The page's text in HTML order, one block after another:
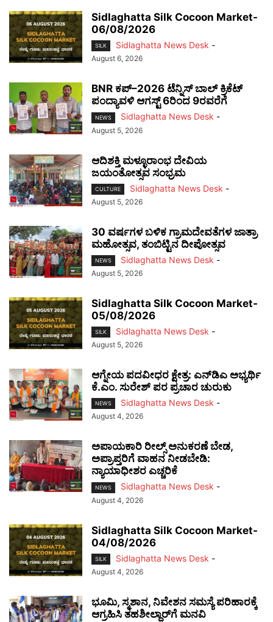
Sidlaghatta Silk Cocoon Market-
06/08/2026
SILK Sidlaghatta News Desk -
August 6, 2026
BNR ಕಪ್–2026 ಟೆನ್ನಿಸ್ ಬಾಲ್ ಕ್ರಿಕೆಟ್
ಪಂದ್ಯಾವಳಿ ಆಗಸ್ಟ್ 6ರಿಂದ 9ರವರೆಗೆ
NEWS Sidlaghatta News Desk -
August 5, 2026
ಆದಿಶಕ್ತಿ ಮಳ್ಳೂರಾಂಭ ದೇವಿಯ
ಜಯಂತೋತ್ಸವ ಸಂಭ್ರಮ
CULTURE Sidlaghatta News Desk -
August 5, 2026
30 ವರ್ಷಗಳ ಬಳಿಕ ಗ್ರಾಮದೇವತೆಗಳ ಜಾತ್ರಾ
ಮಹೋತ್ಸವ, ತಂಬಿಟ್ಟಿನ ದೀಪೋತ್ಸವ
NEWS Sidlaghatta News Desk -
August 5, 2026
Sidlaghatta Silk Cocoon Market-
05/08/2026
SILK Sidlaghatta News Desk -
August 5, 2026
ಆಗ್ನೇಯ ಪದವೀಧರ ಕ್ಷೇತ್ರ: ಎನ್‌ಡಿಎ ಅಭ್ಯರ್ಥಿ
ಕೆ.ಎಂ. ಸುರೇಶ್ ಪರ ಪ್ರಚಾರ ಚುರುಕು
NEWS Sidlaghatta News Desk -
August 4, 2026
ಅಪಾಯಕಾರಿ ರೀಲ್ಸ್ ಅನುಕರಣೆ ಬೇಡ,
ಅಪ್ರಾಪ್ತರಿಗೆ ವಾಹನ ನೀಡಬೇಡಿ:
ನ್ಯಾಯಾಧೀಶರ ಎಚ್ಚರಿಕೆ
NEWS Sidlaghatta News Desk -
August 4, 2026
Sidlaghatta Silk Cocoon Market-
04/08/2026
SILK Sidlaghatta News Desk -
August 4, 2026
ಭೂಮಿ, ಸ್ಮಶಾನ, ನಿವೇಶನ ಸಮಸ್ಯೆ ಪರಿಹಾರಕ್ಕೆ
ಆಗ್ರಹಿಸಿ ತಹಶೀಲ್ದಾರ್‌ಗೆ ಮನವಿ